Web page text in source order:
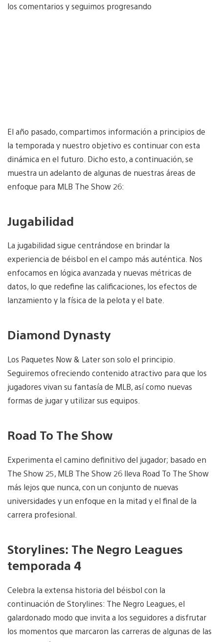
los comentarios y seguimos progresando
El año pasado, compartimos información a principios de
la temporada y nuestro objetivo es continuar con esta
dinámica en el futuro. Dicho esto, a continuación, se
muestra un adelanto de algunas de nuestras áreas de
enfoque para MLB The Show 26:
Jugabilidad
La jugabilidad sigue centrándose en brindar la
experiencia de béisbol en el campo más auténtica. Nos
enfocamos en lógica avanzada y nuevas métricas de
datos, lo que redefine las calificaciones, los efectos de
lanzamiento y la física de la pelota y el bate.
Diamond Dynasty
Los Paquetes Now & Later son solo el principio.
Seguiremos ofreciendo contenido atractivo para que los
jugadores vivan su fantasía de MLB, así como nuevas
formas de jugar y utilizar sus equipos.
Road To The Show
Experimenta el camino definitivo del jugador; basado en
The Show 25, MLB The Show 26 lleva Road To The Show
más lejos que nunca, con un conjunto de nuevas
universidades y un enfoque en la mitad y el final de la
carrera profesional.
Storylines: The Negro Leagues
temporada 4
Celebra la extensa historia del béisbol con la
continuación de Storylines: The Negro Leagues, el
galardonado modo que invita a los seguidores a disfrutar
los momentos que marcaron las carreras de algunas de las